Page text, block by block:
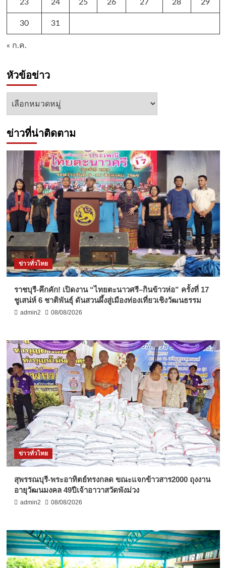
23 24 25 26 27 28 29
30 31
« ก.ค.
หัวข้อข่าว
หัวข้อ
ข่าวที่น่าติดตาม
ข่าวทั่วไทย
ราชบุรี-คึกคัก! เปิดงาน “ไทยตะนาวศรี–กินข้าวห่อ” ครั้งที่ 17
ชูเสน่ห์ 6 ชาติพันธุ์ ดันสวนผึ้งสู่เมืองท่องเที่ยวเชิงวัฒนธรรม
admin2 08/08/2026
ข่าวทั่วไทย
สุพรรณบุรี-พระอาทิตย์ทรงกลด ขณะแจกข้าวสาร2000 ถุงงาน
อายุวัฒนมงคล 49ปีเจ้าอาวาสวัดพังม่วง
admin2 08/08/2026